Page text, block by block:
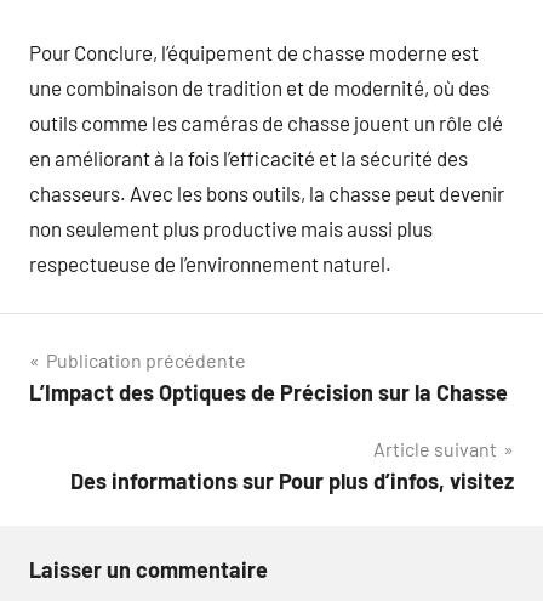
Pour Conclure, l’équipement de chasse moderne est
une combinaison de tradition et de modernité, où des
outils comme les caméras de chasse jouent un rôle clé
en améliorant à la fois l’efficacité et la sécurité des
chasseurs. Avec les bons outils, la chasse peut devenir
non seulement plus productive mais aussi plus
respectueuse de l’environnement naturel.
Navigation
de
Publication précédente
L’Impact des Optiques de Précision sur la Chasse
Article suivant
Des informations sur Pour plus d’infos, visitez
Laisser un commentaire